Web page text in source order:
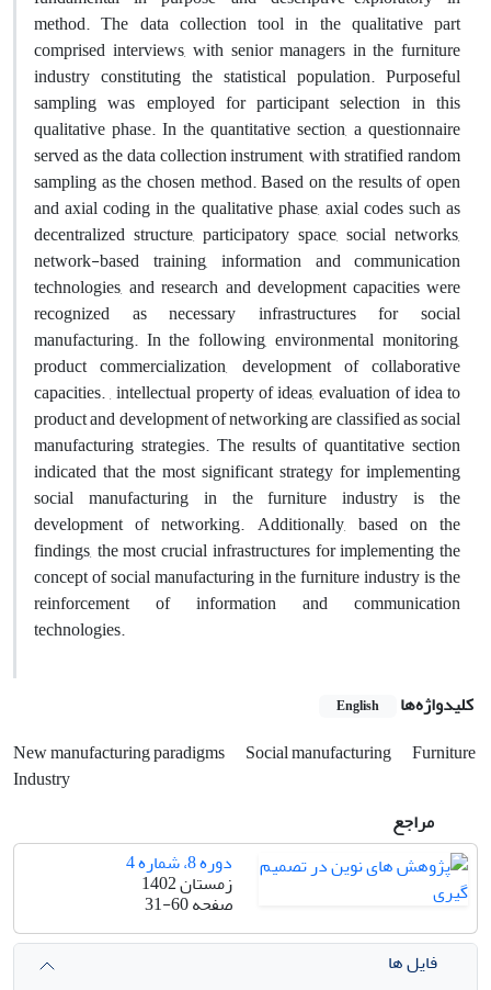
method. The data collection tool in the qualitative part
comprised interviews, with senior managers in the furniture
industry constituting the statistical population. Purposeful
sampling was employed for participant selection in this
qualitative phase. In the quantitative section, a questionnaire
served as the data collection instrument, with stratified random
sampling as the chosen method. Based on the results of open
and axial coding in the qualitative phase, axial codes such as
decentralized structure, participatory space, social networks,
network-based training, information and communication
technologies, and research and development capacities were
recognized as necessary infrastructures for social
manufacturing. In the following, environmental monitoring,
product commercialization, development of collaborative
capacities. , intellectual property of ideas, evaluation of idea to
product and development of networking are classified as social
manufacturing strategies. The results of quantitative section
indicated that the most significant strategy for implementing
social manufacturing in the furniture industry is the
development of networking. Additionally, based on the
findings, the most crucial infrastructures for implementing the
concept of social manufacturing in the furniture industry is the
reinforcement of information and communication
technologies.
کلیدواژه‌ها English
New manufacturing paradigms Social manufacturing
Furniture
Industry
مراجع
دوره 8، شماره 4
زمستان 1402
صفحه31-60
فایل ها